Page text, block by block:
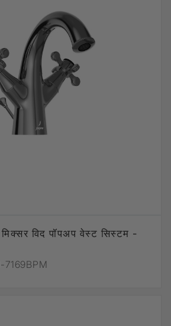
विद पॉपअप वेस्ट सिस्टम -
7169BPM